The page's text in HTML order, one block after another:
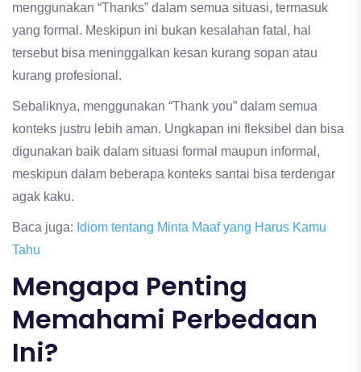
menggunakan “Thanks” dalam semua situasi, termasuk
yang formal. Meskipun ini bukan kesalahan fatal, hal
tersebut bisa meninggalkan kesan kurang sopan atau
kurang profesional.
Sebaliknya, menggunakan “Thank you” dalam semua
konteks justru lebih aman. Ungkapan ini fleksibel dan bisa
digunakan baik dalam situasi formal maupun informal,
meskipun dalam beberapa konteks santai bisa terdengar
agak kaku.
Baca juga: Idiom tentang Minta Maaf yang Harus Kamu
Tahu
Mengapa Penting
Memahami Perbedaan
Ini?